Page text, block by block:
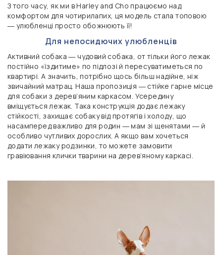
З того часу, як ми в Harley and Cho працюємо над
комфортом для чотирилапих, ця модель стала топовою
― улюбленці просто обожнюють її!
Для непосидючих улюбленців
Активний собака ― чудовий собака, от тільки його лежак
постійно «їздитиме» по підлозі й пересуватиметься по
квартирі. А значить, потрібно щось більш надійне, ніж
звичайний матрац. Наша пропозиція ― стійке гарне місце
для собаки з дерев’яним каркасом. Усередину
вміщується лежак. Така конструкція додає лежаку
стійкості, захищає собаку від протягів і холоду, що
насамперед важливо для родин ― мам зі щенятами ― й
особливо чутливих дорослих.А якщо вам хочеться
додати лежаку родзинки, то можете замовити
гравіювання клички тварини на дерев’яному каркасі.